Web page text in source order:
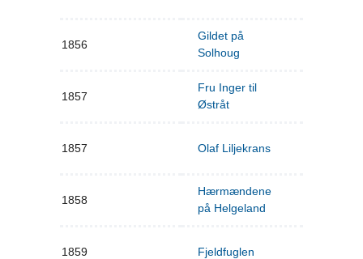
1856
Gildet på
Solhoug
1857
Fru Inger til
Østråt
1857 Olaf Liljekrans
1858
Hærmændene
på Helgeland
1859 Fjeldfuglen